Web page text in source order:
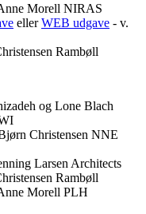
Morell NIRAS
ellerWEB udgave - v.
Rambøll
og Lone Blach
Christensen NNE
Larsen Architects
Rambøll
Morell PLH